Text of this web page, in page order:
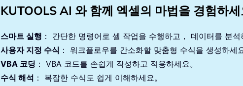
KUTOOLS AI 와 함께 엑셀의 마법을 경험하
스마트 실행 ： 간단한 명령어로 셀 작업을 수행하고， 데이터를 분
사용자 지정 수식 ： 워크플로우를 간소화할 맞춤형 수식을 생성하세
VBA 코딩 ： VBA 코드를 손쉽게 작성하고 적용하세요。
수식 해석 ： 복잡한 수식도 쉽게 이해하세요。